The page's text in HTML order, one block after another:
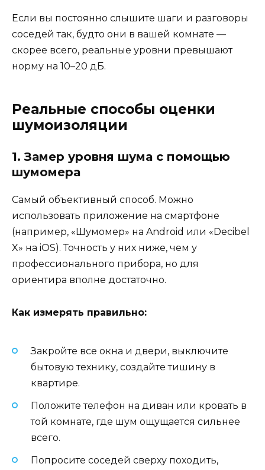
Если вы постоянно слышите шаги и разговоры
соседей так, будто они в вашей комнате —
скорее всего, реальные уровни превышают
норму на 10–20 дБ.
Реальные способы оценки
шумоизоляции
1. Замер уровня шума с помощью
шумомера
Самый объективный способ. Можно
использовать приложение на смартфоне
(например, «Шумомер» на Android или «Decibel
X» на iOS). Точность у них ниже, чем у
профессионального прибора, но для
ориентира вполне достаточно.
Как измерять правильно:
Закройте все окна и двери, выключите
бытовую технику, создайте тишину в
квартире.
Положите телефон на диван или кровать в
той комнате, где шум ощущается сильнее
всего.
Попросите соседей сверху походить,